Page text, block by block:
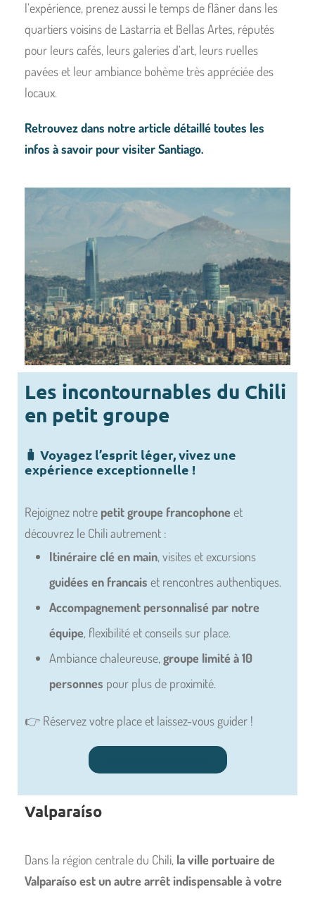
l’expérience, prenez aussi le temps de flâner dans les
quartiers voisins de Lastarria et Bellas Artes, réputés
pour leurs cafés, leurs galeries d’art, leurs ruelles
pavées et leur ambiance bohème très appréciée des
locaux.
Retrouvez dans notre article détaillé toutes les
infos à savoir pour visiter Santiago.
Les incontournables du Chili
en petit groupe
🧳 Voyagez l’esprit léger, vivez une
expérience exceptionnelle !
Rejoignez notre petit groupe francophoneet
découvrez le Chili autrement :
Itinéraire clé en main, visites et excursions
guidées en francais et rencontres authentiques.
Accompagnement personnalisé par notre
équipe, flexibilité et conseils sur place.
Ambiance chaleureuse, groupe limité à 10
personnes pour plus de proximité.
👉 Réservez votre place et laissez-vous guider !
Valparaíso
Dans la région centrale du Chili, la ville portuaire de
Valparaíso est un autre arrêt indispensable à votre